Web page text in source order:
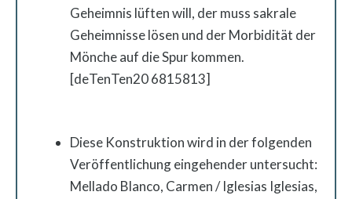
Geheimnis lüften will, der muss sakrale
Geheimnisse lösen und der Morbidität der
Mönche auf die Spur kommen.
[deTenTen20 6815813]
Diese Konstruktion wird in der folgenden
Veröffentlichung eingehender untersucht:
Mellado Blanco, Carmen / Iglesias Iglesias,